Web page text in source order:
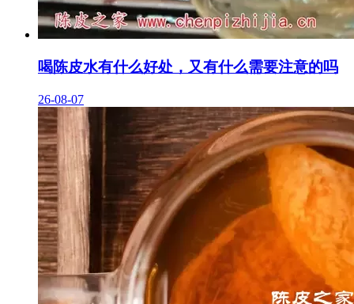
喝陈皮水有什么好处，又有什么需要注意的吗
26-08-07